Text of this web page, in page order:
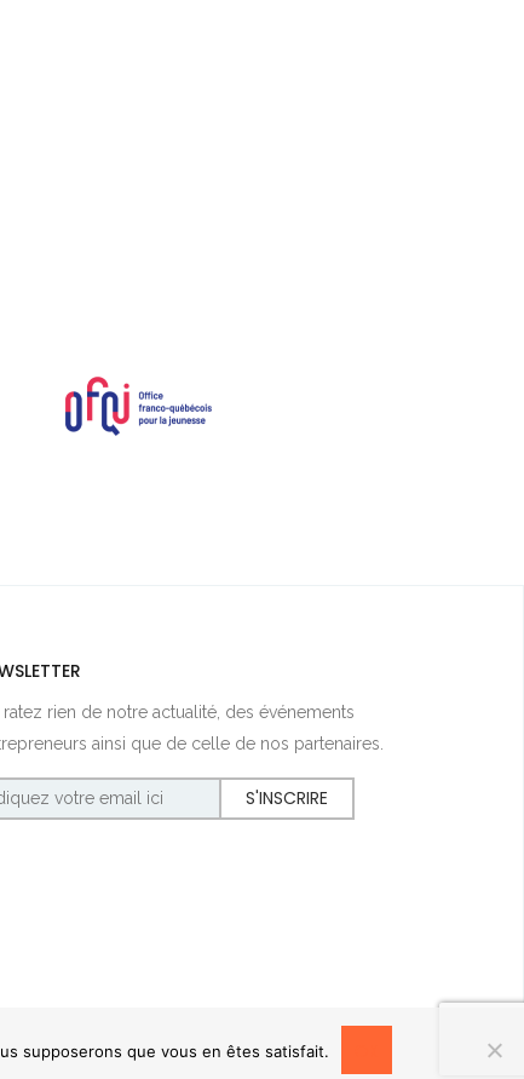
ratez rien de notre actualité, des événements
ainsi que de celle de nos partenaires.
supposerons que vous en êtes satisfait.